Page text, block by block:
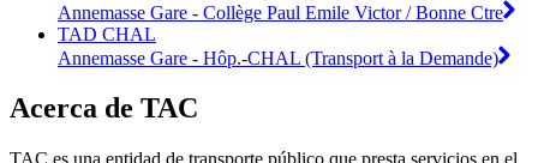
Annemasse Gare - Collège Paul Emile Victor / Bonne Ctre
TAD CHAL
Annemasse Gare - Hôp.-CHAL (Transport à la Demande)
Acerca de TAC